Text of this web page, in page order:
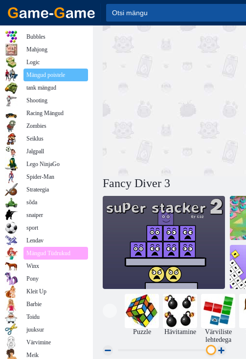
Fancy Diver 3
Puzzle Hävitamine
Värviliste
lehtedega
Bubbles
Mahjong
Logic
Mängud poistele
tank mängud
Shooting
Racing Mängud
Zombies
Seiklus
Jalgpall
Lego NinjaGo
Spider-Man
Strateegia
sõda
snaiper
sport
Lendav
Mängud Tüdrukud
Winx
Pony
Kleit Up
Barbie
Toidu
juuksur
Värvimine
Meik